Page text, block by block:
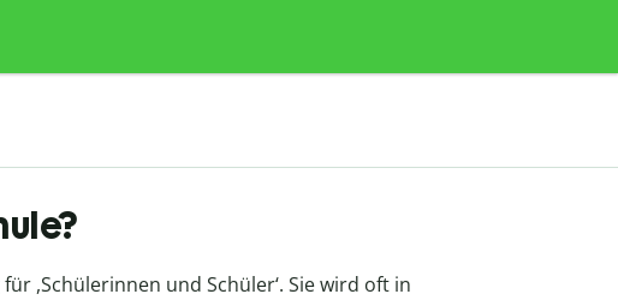
,Schülerinnen und Schüler‘. Sie wird oft in